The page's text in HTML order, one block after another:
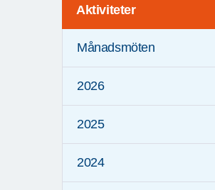
Aktiviteter
Månadsmöten
2026
2025
2024